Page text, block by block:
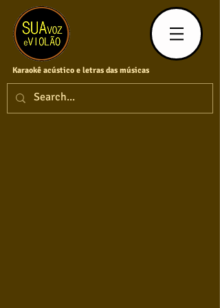
Karaokê acústico e letras das músicas